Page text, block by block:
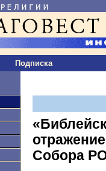
Подписка
Собора